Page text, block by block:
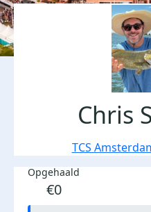
Chris
TCS
Opgehaald
€0